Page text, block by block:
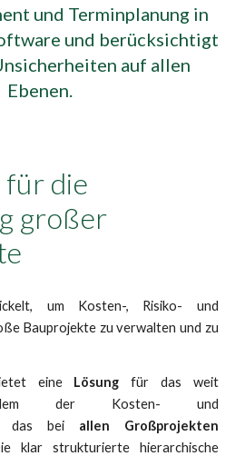
und Terminplanung in
und berücksichtigt
auf allen
Ebenen.
die
großer
um Kosten-, Risiko- und
Bauprojekte zu verwalten und zu
eine Lösungfür das weit
der Kosten- und
das bei allen Großprojekten
klar strukturierte hierarchische